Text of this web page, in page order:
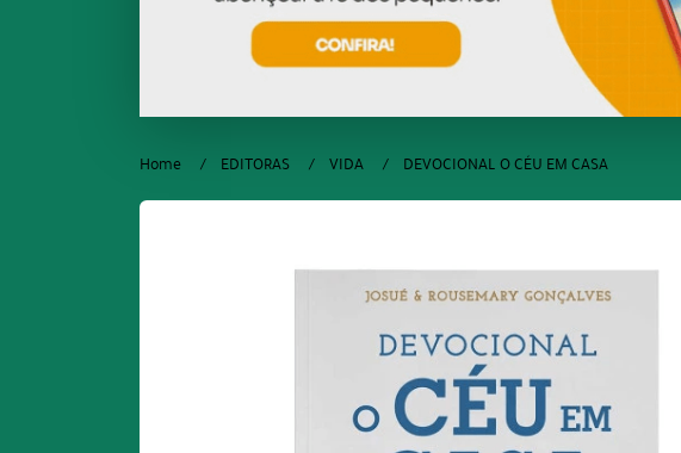
Home EDITORAS VIDA DEVOCIONAL O CÉU EM CASA